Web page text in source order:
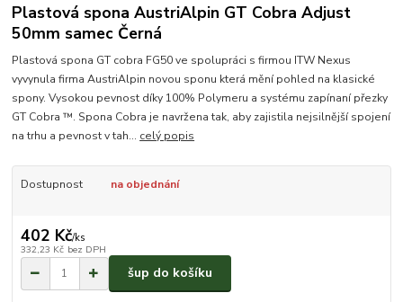
Plastová spona AustriAlpin GT Cobra Adjust
50mm samec Černá
Plastová spona GT cobra FG50 ve spolupráci s firmou ITW Nexus
vyvynula firma AustriAlpin novou sponu která mění pohled na klasické
spony. Vysokou pevnost díky 100% Polymeru a systému zapínaní přezky
GT Cobra ™. Spona Cobra je navržena tak, aby zajistila nejsilnější spojení
na trhu a pevnost v tah... celý popis
Dostupnost na objednání
402 Kč/ks
332,23 Kč bez DPH
šup do košíku